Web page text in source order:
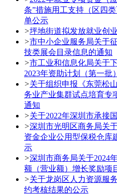
条”措施用工支持（区四
单公示
>坪地街道拟发放就业创
>市中小企业服务局关于
技类展会目录信息的通知
>市工业和信息化局关于
2023年资助计划（第一批
>关于组织申报《东莞松
务业产业集群试点培育专
通知
>关于2022年深圳市承接
>深圳市光明区商务局关
资金企业公用型保税仓库
示
>深圳市商务局关于2024
额（营业额）增长奖励项
>关于龙岗区人力资源服
约考核结果的公示